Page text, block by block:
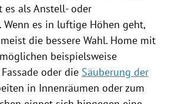
als Anstell- oder
Wenn es in luftige Höhen geht,
die bessere Wahl. Home mit
beispielsweise
oder die Säuberung der
in Innenräumen oder zum